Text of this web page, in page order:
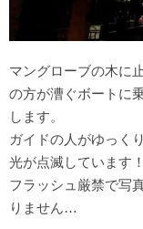
マングローブの木に
の方が漕ぐボートに
します。
ガイドの人がゆっく
光が点滅しています！
フラッシュ厳禁で写
りません…